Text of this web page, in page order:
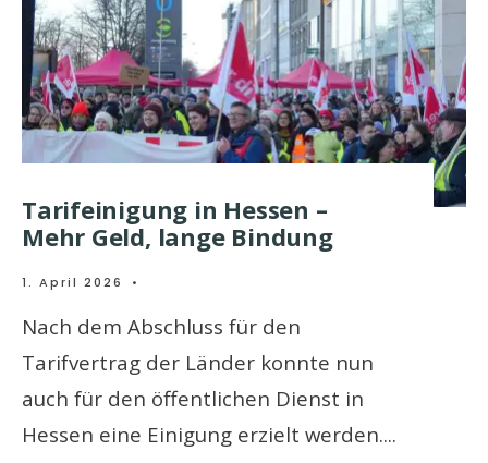
Tarifeinigung in Hessen –
Mehr Geld, lange Bindung
1. April 2026 •
Nach dem Abschluss für den
Tarifvertrag der Länder konnte nun
auch für den öffentlichen Dienst in
Hessen eine Einigung erzielt werden....